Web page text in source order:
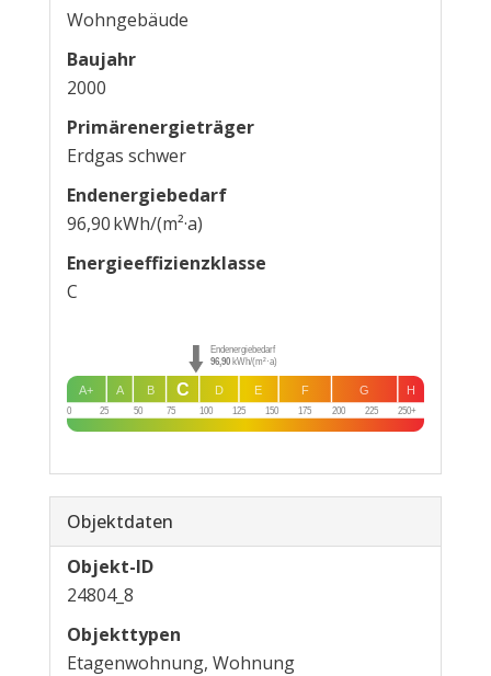
Wohngebäude
Baujahr
2000
Primärenergieträger
Erdgas schwer
Endenergie­bedarf
96,90 kWh/(m²·a)
Energie­effizienz­klasse
C
0 25 50 75 100 125 150 175 200 225 250+
H
G
F
E
D
B
A
A+ C
Endenergiebedarf
96,90 kWh/(m²·a)
Objektdaten
Objekt-ID
24804_8
Objekttypen
Etagenwohnung, Wohnung